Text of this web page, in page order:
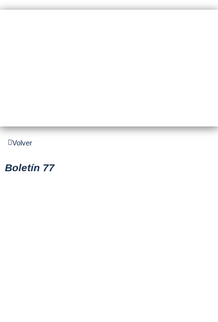
Volver
Boletín 77